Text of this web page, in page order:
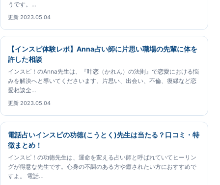
うです。…
更新 2023.05.04
【インスピ体験レポ】Anna占い師に片思い職場の先輩に体を
許した相談
インスピ！のAnna先生は、『叶恋（かれん）の法則』で恋愛における悩
みを解決へと導いてくださいます。片思い、出会い、不倫、復縁など恋
愛相談全…
更新 2023.05.04
電話占いインスピの功徳(こうとく)先生は当たる？口コミ・特
徴まとめ！
インスピ！の功徳先生は、運命を変える占い師と呼ばれていてヒーリン
グが得意な先生です。心身の不調のある方や癒されたい方におすすめで
すよ。 電話…